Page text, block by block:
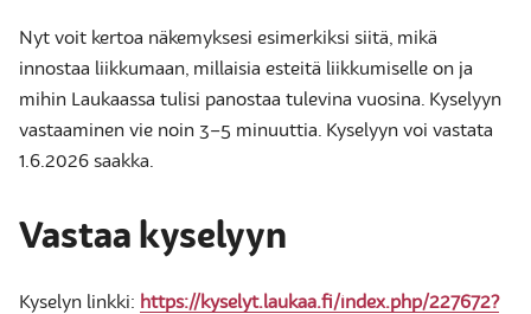
Nyt voit kertoa näkemyksesi esimerkiksi siitä, mikä
innostaa liikkumaan, millaisia esteitä liikkumiselle on ja
mihin Laukaassa tulisi panostaa tulevina vuosina. Kyselyyn
vastaaminen vie noin 3–5 minuuttia. Kyselyyn voi vastata
1.6.2026 saakka.
Vastaa kyselyyn
Kyselyn linkki: https://kyselyt.laukaa.fi/index.php/227672?